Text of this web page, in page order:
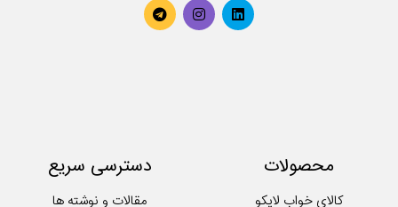
کوسن
محصولات
کالای خواب لایکو
دسترسی سریع
مقالات و نوشته ها